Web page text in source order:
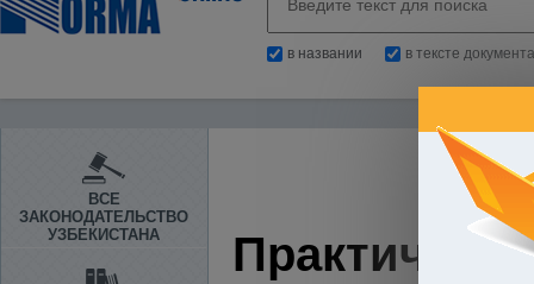
в названии в тексте документа
ВСЕ
ЗАКОНОДАТЕЛЬСТВО
УЗБЕКИСТАНА